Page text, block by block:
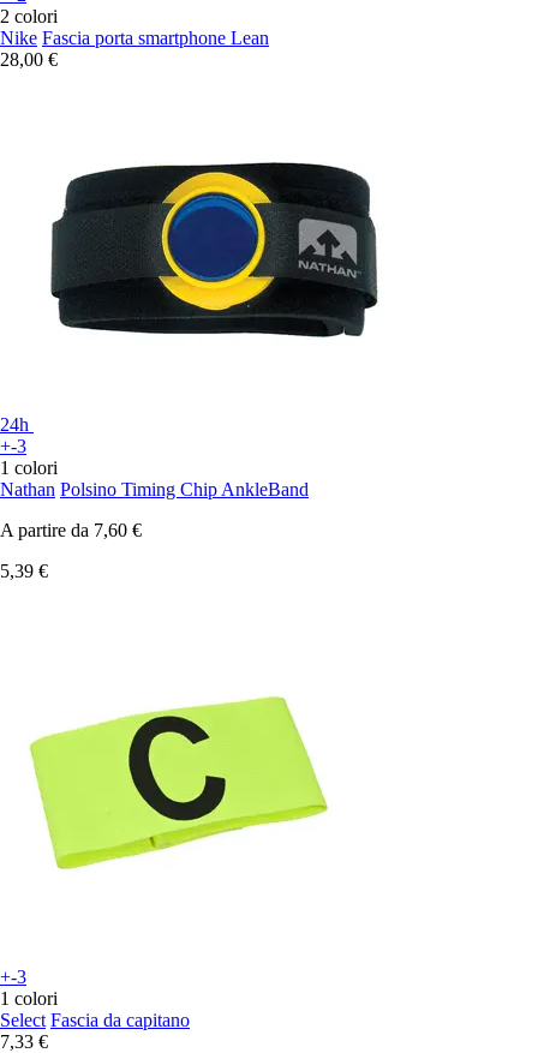
2 colori
Nike Fascia porta smartphone Lean
28,00 €
24h
+-3
1 colori
Nathan Polsino Timing Chip AnkleBand
A partire da 7,60 €
5,39 €
+-3
1 colori
Select Fascia da capitano
7,33 €